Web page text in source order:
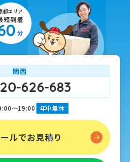
関西
626-683
～19:00 年中無休
ルでお見積り